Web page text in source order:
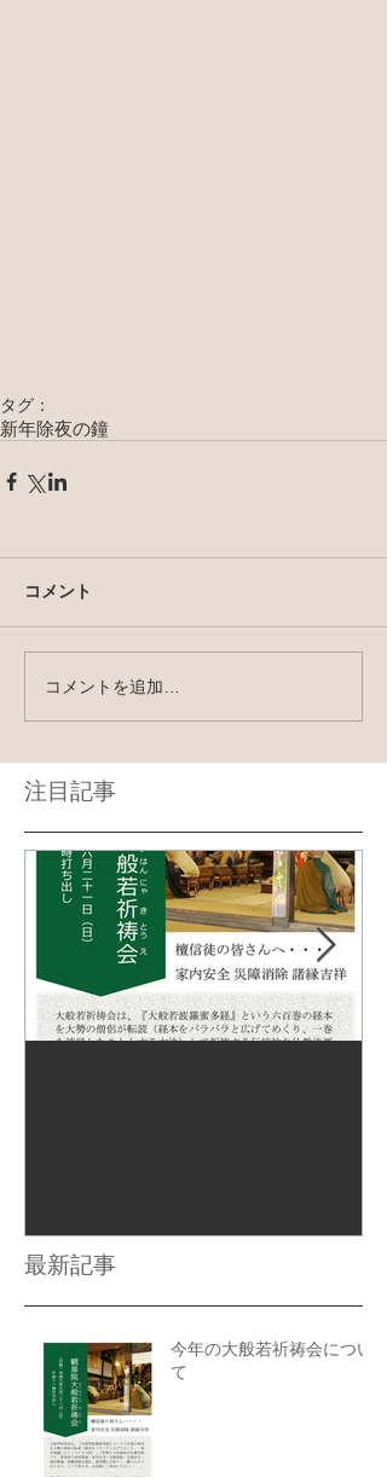
タグ：
新年除夜の鐘
コメント
コメントを追加…
注目記事
最新記事
今年の大般若祈祷会につい
て